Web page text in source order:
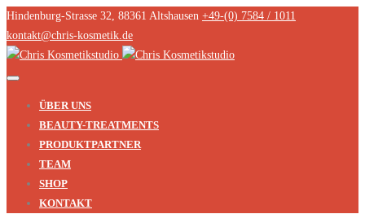
Hindenburg-Strasse 32, 88361 Altshausen +49-(0) 7584 / 1011
kontakt@chris-kosmetik.de
ÜBER UNS
BEAUTY-TREATMENTS
PRODUKTPARTNER
TEAM
SHOP
KONTAKT